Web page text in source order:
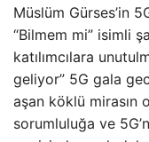
Müslüm Gürses’in
“Bilmem mi” isimli
katılımcılara
geliyor” 5G gala
aşan köklü mirasın
sorumluluğa ve